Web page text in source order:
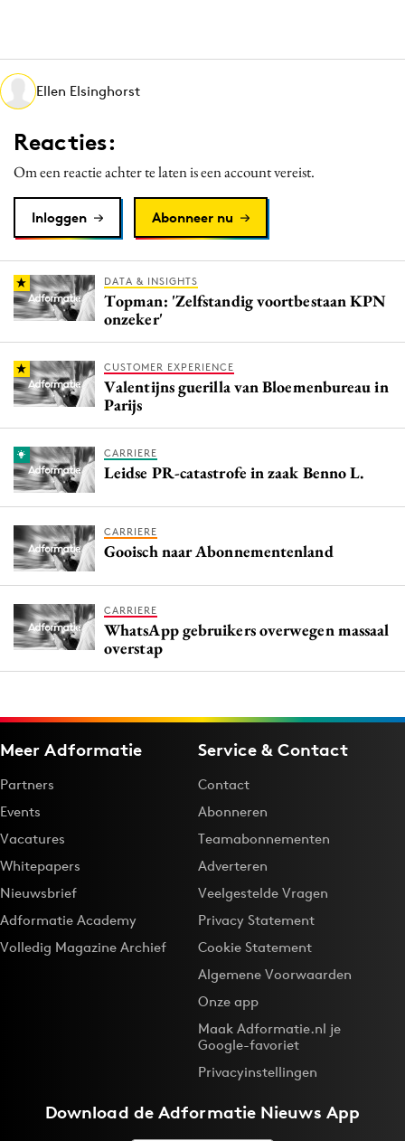
Ellen Elsinghorst
Reacties:
Om een reactie achter te laten is een account vereist.
Inloggen Abonneer nu
DATA & INSIGHTS
Topman: 'Zelfstandig voortbestaan KPN
onzeker'
CUSTOMER EXPERIENCE
Valentijns guerilla van Bloemenbureau in
Parijs
CARRIERE
Leidse PR-catastrofe in zaak Benno L.
CARRIERE
Gooisch naar Abonnementenland
CARRIERE
WhatsApp gebruikers overwegen massaal
overstap
Meer Adformatie
Partners
Events
Vacatures
Whitepapers
Nieuwsbrief
Adformatie Academy
Volledig Magazine Archief
Service & Contact
Contact
Abonneren
Teamabonnementen
Adverteren
Veelgestelde Vragen
Privacy Statement
Cookie Statement
Algemene Voorwaarden
Onze app
Maak Adformatie.nl je
Google-favoriet
Privacyinstellingen
Download deAdformatie Nieuws App